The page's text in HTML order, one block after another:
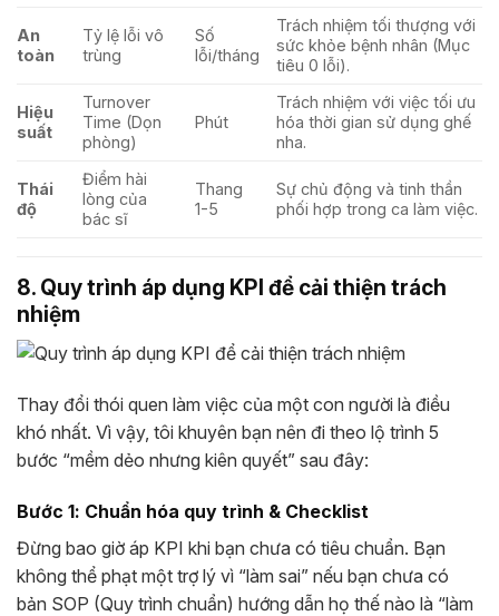
An
toàn
Tỷ lệ lỗi vô
trùng
Số
lỗi/tháng
Trách nhiệm tối thượng với
sức khỏe bệnh nhân (Mục
tiêu 0 lỗi).
Hiệu
suất
Turnover
Time (Dọn
phòng)
Phút
Trách nhiệm với việc tối ưu
hóa thời gian sử dụng ghế
nha.
Thái
độ
Điểm hài
lòng của
bác sĩ
Thang
1-5
Sự chủ động và tinh thần
phối hợp trong ca làm việc.
8. Quy trình áp dụng KPI để cải thiện trách
nhiệm
Thay đổi thói quen làm việc của một con người là điều
khó nhất. Vì vậy, tôi khuyên bạn nên đi theo lộ trình 5
bước “mềm dẻo nhưng kiên quyết” sau đây:
Bước 1: Chuẩn hóa quy trình & Checklist
Đừng bao giờ áp KPI khi bạn chưa có tiêu chuẩn. Bạn
không thể phạt một trợ lý vì “làm sai” nếu bạn chưa có
bản SOP (Quy trình chuẩn) hướng dẫn họ thế nào là “làm